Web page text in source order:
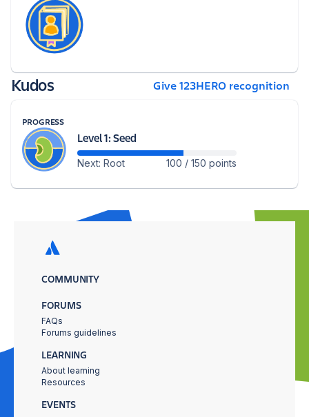
Kudos Give 123HERO recognition
PROGRESS
Level 1: Seed
Next: Root 100 / 150 points
COMMUNITY
FORUMS
FAQs
Forums guidelines
LEARNING
About learning
Resources
EVENTS